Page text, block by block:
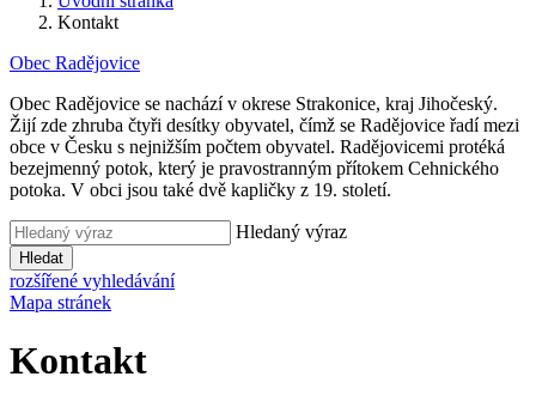
Kontakt
Obec Radějovice
Obec Radějovice se nachází v okrese Strakonice, kraj Jihočeský.
Žijí zde zhruba čtyři desítky obyvatel, čímž se Radějovice řadí mezi
obce v Česku s nejnižším počtem obyvatel. Radějovicemi protéká
bezejmenný potok, který je pravostranným přítokem Cehnického
potoka. V obci jsou také dvě kapličky z 19. století.
Hledaný výraz
Hledat
rozšířené vyhledávání
Mapa stránek
Kontakt